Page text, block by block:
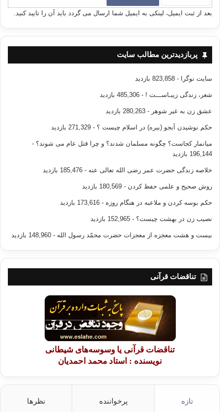
بعد از ثبت ایمیل، لینکی به ایمیل شما ارسال می گردد باید آن را تایید کنید.
پربازدیدترین مطالب سایت
سایت نوگرا - 823,858 بازدید
شعر، زندگی زیبـاســـت ! - 485,306 بازدید
عشق زن به غیر شوهر - 280,263 بازدید
حکم نوشیدن آبجو (بیره) در اسلام چیست ؟ - 271,329 بازدید
میانمار کجاست؟ چگونه مسلمان شدند؟ و چرا قتل عام می شوند؟ -
196,144 بازدید
خلاصه زندگی حضرت عمر رضی الله تعالی عنه - 185,476 بازدید
روش صحیح و علمی حفظ کردن - 180,569 بازدید
حکم بوسه کردن و ملاعبه در هنگام روزه - 173,616 بازدید
نصیب زن در بهشت چیست؟ - 152,965 بازدید
بیست و هشت معجزه از معجزات حضرت محمّد رسول الله - 148,960 بازدید
تناقضات قرآنی
تناقضات قرآنی یا وسوسه‌های شیطانی
نویسنده : استاد محمد احمدیان
تازه پرخواننده نظرها